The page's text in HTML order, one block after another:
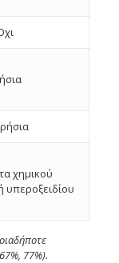
χημικού
υπεροξειδίου
77%).